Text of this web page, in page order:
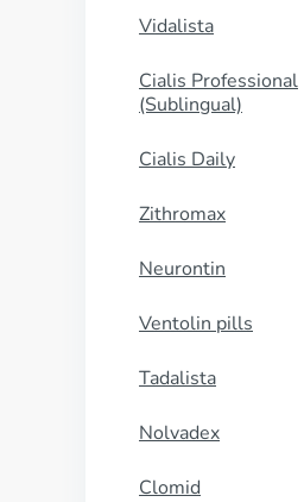
Vidalista
Cialis Professional
(Sublingual)
Cialis Daily
Zithromax
Neurontin
Ventolin pills
Tadalista
Nolvadex
Clomid